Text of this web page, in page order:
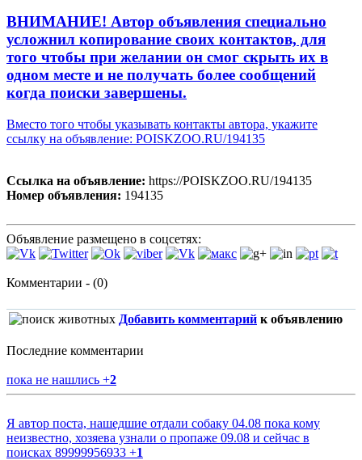
ВНИМАНИЕ! Автор объявления специально
усложнил копирование своих контактов, для
того чтобы при желании он смог скрыть их в
одном месте и не получать более сообщений
когда поиски завершены.
Вместо того чтобы указывать контакты автора, укажите
ссылку на объявление: POISKZOO.RU/194135
Ссылка на объявление: https://POISKZOO.RU/194135
Номер объявления: 194135
Объявление размещено в соцсетях:
Комментарии - (0)
Добавить комментарий к объявлению
Последние комментарии
пока не нашлись +2
Я автор поста, нашедшие отдали собаку 04.08 пока кому
неизвестно, хозяева узнали о пропаже 09.08 и сейчас в
поисках 89999956933 +1